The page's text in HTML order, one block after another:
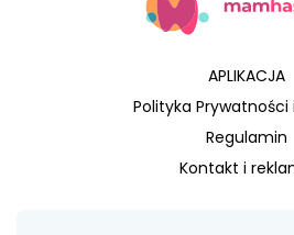
APLIKACJA
Polityka Prywatności
Regulamin
Kontakt i